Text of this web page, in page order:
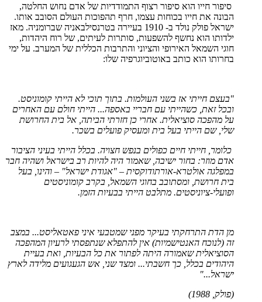
סיפור חייו הוא סיפור רצוף התמודדיות של אדם נחוש החלטה,
הבונה את חייו בכוחות עצמו, חרף תהפוכות העולם הסובב אותו.
ישראל פולק נולד ב- 1910 בעיירה בטרנסילבאניה שברומניה. מאז
ילדותו הוא נחשף להשפעות, סותרות לעיתים, של רוח היהדות,
חוגי השמאל האירופי והציוני והתרבות הכללית של המערב. על ימי
בחרותו הוא כותב באוטוביוגרפיה שלו:
"בעצם חייתי אז בשני העולמות. בתוך תוכי לא הייתי קומוניסט.
ובכל זאת, כשהייתי עם חבריי באספה... הייתי חולם עם האחרים
על מהפכה סוציאלית. אחרי כן חזרתי הביתה, אל בית החרושת
שלי, שם הייתי בעל בית ומעסיק פועלים בשכר.
כלומר, חייתי חיים כפולים בנפש חצויה. בכלל הייתי בעיני הציבור
אדם מוזר: בחור ישיבה, שאמור היה להיות רב בישראל ושהיה חבר
במפלגה אולטרא-אורתודוקסית – "אגודת ישראל" – והינו, בעל
בית חרושת, ומסתובב בחוגי השמאל, בקרב קומוניסטים
ופועלי-ציוניסטים. מתלבט הייתי בבעיות הזמן.
מן הדת התרחקתי בעיקר מפני שמטבעי איני פאטאליסט... במצב
זה (לנוכח האנטישמיות) אין להתפלא שנתפסתי לרעיון המהפכה
הסוציאלית שאמורה היתה לפתור את כל הבעיות, ואת בעיית
היהודים בכלל, כך חשבתי... ומצד שני, אש הגעגועים מלידה לארץ
ישראל..."
(פולק, 1988)